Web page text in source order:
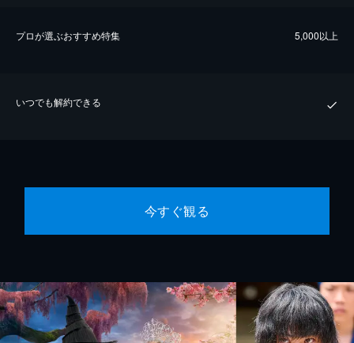
プロが選ぶおすすめ特集 5,000以上
いつでも解約できる
今すぐ観る